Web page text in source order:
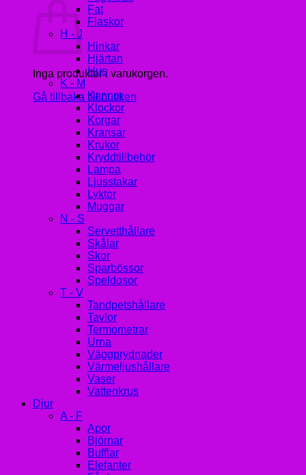
Inga produkter i varukorgen.
Gå tillbaka till butiken
Fat
Flaskor
H - J
Hinkar
Hjärtan
Hus
K - M
Kannor
Klockor
Korgar
Kransar
Krukor
Kryddtillbehör
Lampa
Ljusstakar
Lyktor
Muggar
N - S
Servetthållare
Skålar
Skor
Sparbössor
Speldosor
T - V
Tandpetshållare
Tavlor
Termometrar
Urna
Väggprydnader
Värmeljushållare
Vaser
Vattenkrus
Djur
A - F
Apor
Björnar
Bufflar
Elefanter